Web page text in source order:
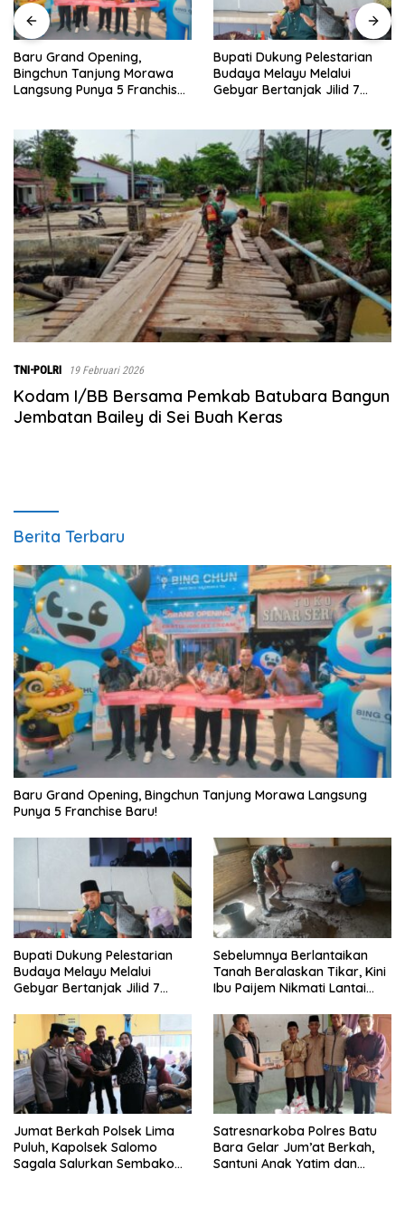
Bupati Dukung Pelestarian
Budaya Melayu Melalui
Gebyar Bertanjak Jilid 7
Sebelumnya
Tanah Beralaskan
Ibu Paijem Nikmati
0208/Asahan
TNI-POLRI 19 Februari 2026
Kodam I/BB Bersama Pemkab Batubara Bangun
Jembatan Bailey di Sei Buah Keras
Berita Terbaru
‎Baru Grand Opening, Bingchun Tanjung Morawa Langsung
Punya 5 Franchise Baru!
Bupati Dukung Pelestarian
Budaya Melayu Melalui
Gebyar Bertanjak Jilid 7
Sebelumnya Berlantaikan
Tanah Beralaskan Tikar, Kini
Ibu Paijem Nikmati Lantai
Satgas TMMD Ke-129 Kodim
0208/Asahan
Jumat Berkah Polsek Lima
Puluh, Kapolsek Salomo
Sagala Salurkan Sembako
Satresnarkoba Polres Batu
Bara Gelar Jum’at Berkah,
Santuni Anak Yatim dan